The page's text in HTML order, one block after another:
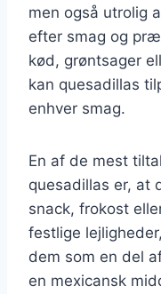
men også utrolig
efter smag og
kød, grøntsager
kan quesadillas
enhver smag.
En af de mest
quesadillas er, at
snack, frokost
festlige
dem som en del
en mexicansk